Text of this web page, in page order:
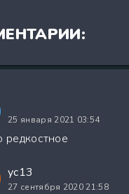
25 января 2021 03:54
редкостное
yc13
27 сентября 2020 21:58